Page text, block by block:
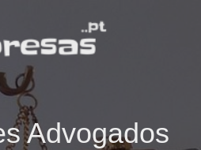
Advogados